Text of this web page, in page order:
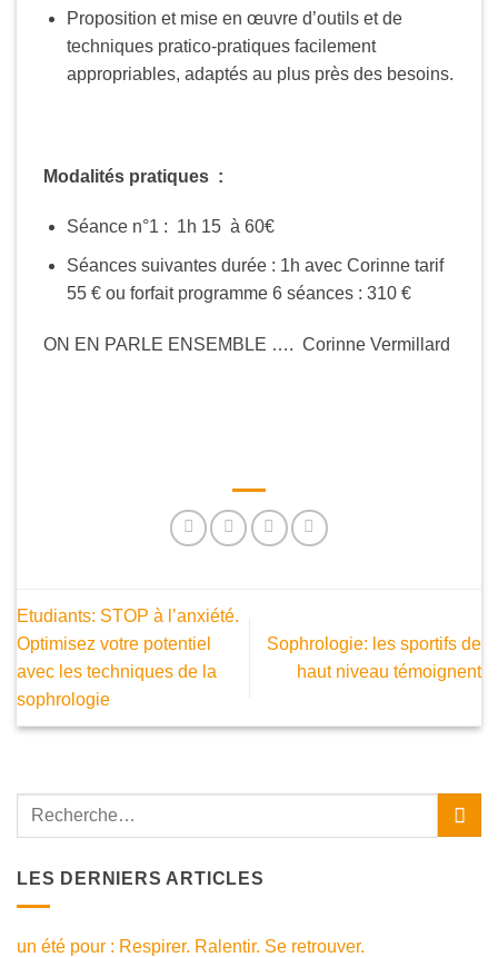
Proposition et mise en œuvre d’outils et de
techniques pratico-pratiques facilement
appropriables, adaptés au plus près des besoins.
Modalités pratiques :
Séance n°1 : 1h 15 à 60€
Séances suivantes durée : 1h avec Corinne tarif
55 € ou forfait programme 6 séances : 310 €
ON EN PARLE ENSEMBLE …. Corinne Vermillard
Etudiants: STOP à l’anxiété.
Optimisez votre potentiel
avec les techniques de la
sophrologie
Sophrologie: les sportifs de
haut niveau témoignent
LES DERNIERS ARTICLES
un été pour : Respirer. Ralentir. Se retrouver.